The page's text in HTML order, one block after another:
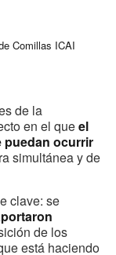
Comillas ICAI
de la
en el queel
puedan ocurrir
simultánea y de
clave: se
de los
está haciendo